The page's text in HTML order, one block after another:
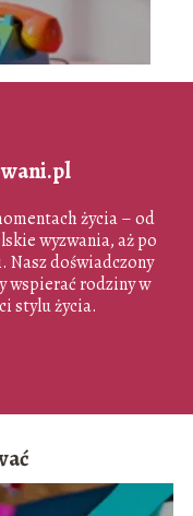
życia – od
wyzwania, aż po
Nasz doświadczony
wspierać rodziny w
stylu życia.